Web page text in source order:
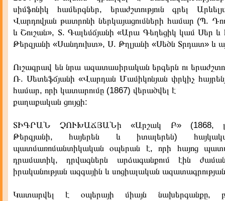
սիմֆոնիկ համերգներ, երաժշտություն գրել
Վարդովյան թատրոնի ներկայացումների համար (Պ.
և Շուշան», Տ. Գալեմճյանի «Արա Գեղեցիկ կամ Սեր և
Թերզյանի «Սանդուխտ», Ս. Թղլյանի «Սեծն Տրդատ» և
Ուշագրավ են նրա ազատասիրական երգերն ու
Ռ. Սետեֆճյանի «Վարդան Մամիկոնյան փրկիչ
համար, որի կատարումը (1867) վերածվել է
քաղաքական ցույցի:
ՏԻԳՐԱՆ ՉՈՒԽԱՃՅԱՆի «Արշակ Բ» (1868,
Թերգյանի, հայերեն և իտալերեն)
պատմառոմանտիկական օպերան է, որի հայոց
դրամատիկ, դրվագներն արձագանքում էին
իրականության ազգային և սոցիալական
Կատարվել է օպերայի միայն նախերգանքը,